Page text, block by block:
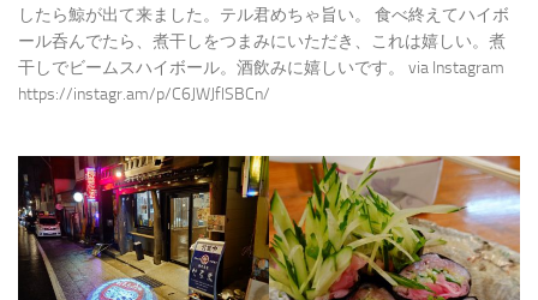
したら鯨が出て来ました。テル君めちゃ旨い。 食べ終えてハイボ
ール呑んでたら、煮干しをつまみにいただき、これは嬉しい。煮
干しでビームスハイボール。酒飲みに嬉しいです。 via Instagram
https://instagr.am/p/C6JWJflSBCn/